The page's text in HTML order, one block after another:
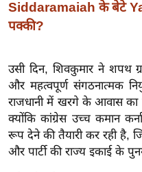
म
-
पे
प
र
मि
Siddaramaiah के बेटे
पक्की?
उसी दिन, शिवकुमार ने शपथ
और महत्वपूर्ण संगठनात्मक
राजधानी में खरगे के आवास का
क्योंकि कांग्रेस उच्च कमान
रूप देने की तैयारी कर रही है,
और पार्टी की राज्य इकाई के